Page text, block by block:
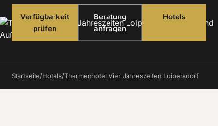
Verfügbarkeit
prüfen
Beratung
anfragen
Hotels
Startseite/Hotels/Thermenhotel Vier Jahreszeiten Loipersdorf